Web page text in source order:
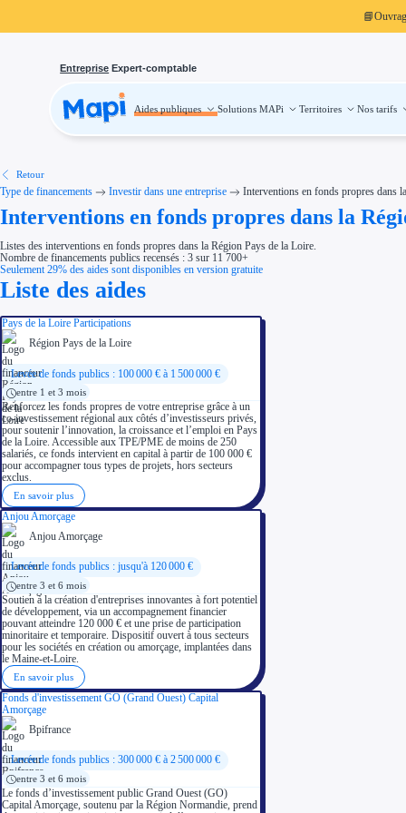
📘
Entreprise Expert-comptable
Aides publiques Solutions MAPi Territoires Nos tarifs
Aides publiques
Investissement
Thématiques
Financement innovation
Transition écologique
Développement international
Économies d'énergie et d'eau
Aides RSE entreprise
Étapes de vie
Aides Ressources Humaines
Concours entreprise
Accompagnement entreprise
Investir dans une entreprise
Aides Fiscales et sociales
Crédits & réductions d'impôt
Exonération fiscale
Aides Urssaf
Prêt entreprise
Prêt d'honneur
Aides par organisme financeur
Aides ADEME
Tous les financeurs
Solutions MAPi
Simulateur d'éligibilité
Trouvez des idées de dépenses éligibles
Territoires
Régions de A à H
Aides Région Corse
Régions de I à P
Retour
Type de financements Investir dans une entreprise Interventions en fonds propres dans
Interventions en fonds propres dans la
Listes des interventions en fonds propres dans la Région Pays de la Loire.
Nombre de financements publics recensés : 3 sur 11 700+
Seulement 29% des aides sont disponibles en version gratuite
Liste des aides
Pays de la Loire Participations
Région Pays de la Loire
Levée de fonds publics : 100 000 € à 1 500 000 €
entre 1 et 3 mois
Renforcez les fonds propres de votre entreprise grâce à un
co-investissement régional aux côtés d’investisseurs privés,
pour soutenir l’innovation, la croissance et l’emploi en Pays
de la Loire. Accessible aux TPE/PME de moins de 250
salariés, ce fonds intervient en capital à partir de 100 000 €
pour accompagner tous types de projets, hors secteurs
exclus.
En savoir plus
Anjou Amorçage
Anjou Amorçage
Levée de fonds publics : jusqu'à 120 000 €
entre 3 et 6 mois
Soutien à la création d'entreprises innovantes à fort potentiel
de développement, via un accompagnement financier
pouvant atteindre 120 000 € et une prise de participation
minoritaire et temporaire. Dispositif ouvert à tous secteurs
pour les sociétés en création ou amorçage, implantées dans
le Maine-et-Loire.
En savoir plus
Fonds d'investissement GO (Grand Ouest) Capital
Amorçage
Bpifrance
Levée de fonds publics : 300 000 € à 2 500 000 €
entre 3 et 6 mois
Le fonds d’investissement public Grand Ouest (GO)
Capital Amorçage, soutenu par la Région Normandie, prend